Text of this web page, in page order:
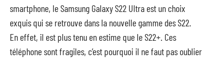
smartphone, le Samsung Galaxy S22 Ultra est un choix
exquis qui se retrouve dans la nouvelle gamme des S22.
En effet, il est plus tenu en estime que le S22+. Ces
téléphone sont fragiles, c’est pourquoi il ne faut pas oublier